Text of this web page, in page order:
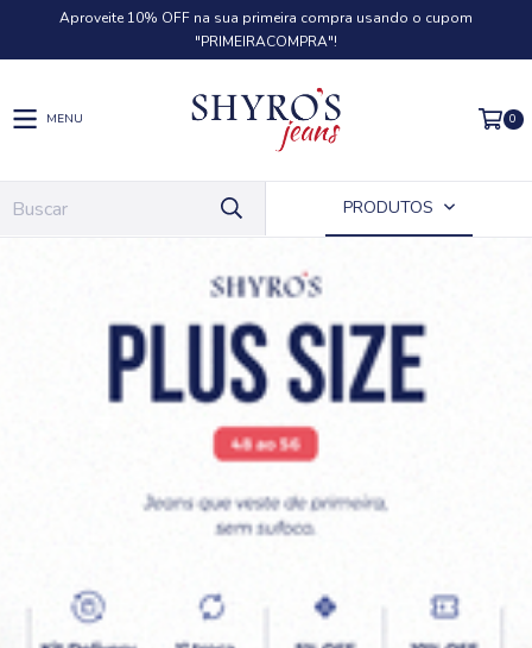
Aproveite 10% OFF na sua primeira compra usando o cupom
"PRIMEIRACOMPRA"!
MENU 0
PRODUTOS